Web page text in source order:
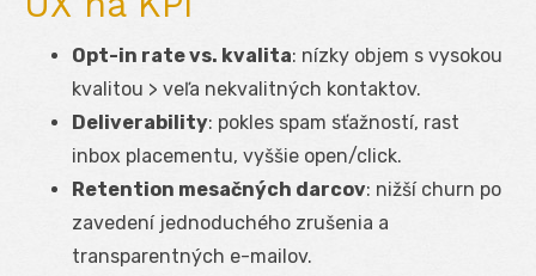
Opt-in rate vs. kvalita: nízky objem s vysokou
kvalitou > veľa nekvalitných kontaktov.
Deliverability: pokles spam sťažností, rast
inbox placementu, vyššie open/click.
Retention mesačných darcov: nižší churn po
zavedení jednoduchého zrušenia a
transparentných e-mailov.